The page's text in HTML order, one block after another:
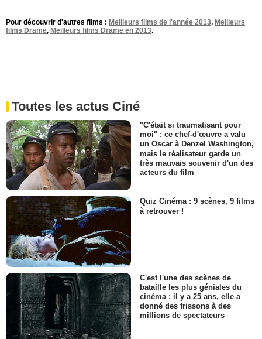
Pour découvrir d'autres films : Meilleurs films de l'année 2013, Meilleurs
films Drame, Meilleurs films Drame en 2013.
Toutes les actus Ciné
"C'était si traumatisant pour
moi" : ce chef-d'œuvre a valu
un Oscar à Denzel Washington,
mais le réalisateur garde un
très mauvais souvenir d'un des
acteurs du film
Quiz Cinéma : 9 scènes, 9 films
à retrouver !
C'est l'une des scènes de
bataille les plus géniales du
cinéma : il y a 25 ans, elle a
donné des frissons à des
millions de spectateurs